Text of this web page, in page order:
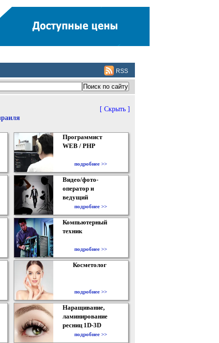
RSS
[ Скрыть ]
Программист
WEB / PHP
подробнее >>
Видео/фото-
оператор и
ведущий
подробнее >>
Компьютерный
техник
подробнее >>
Косметолог
подробнее >>
Наращивание,
ламинирование
ресниц 1D-3D
подробнее >>